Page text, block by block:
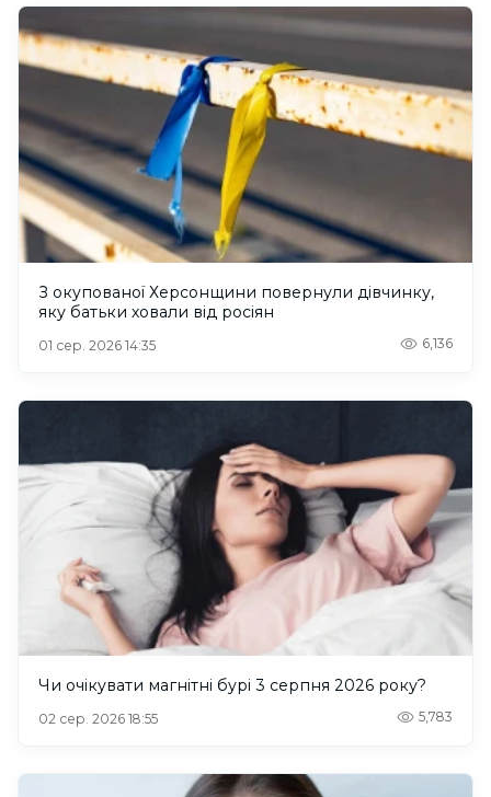
З окупованої Херсонщини повернули дівчинку,
яку батьки ховали від росіян
01 сер. 2026 14:35 6,136
Чи очікувати магнітні бурі 3 серпня 2026 року?
02 сер. 2026 18:55 5,783